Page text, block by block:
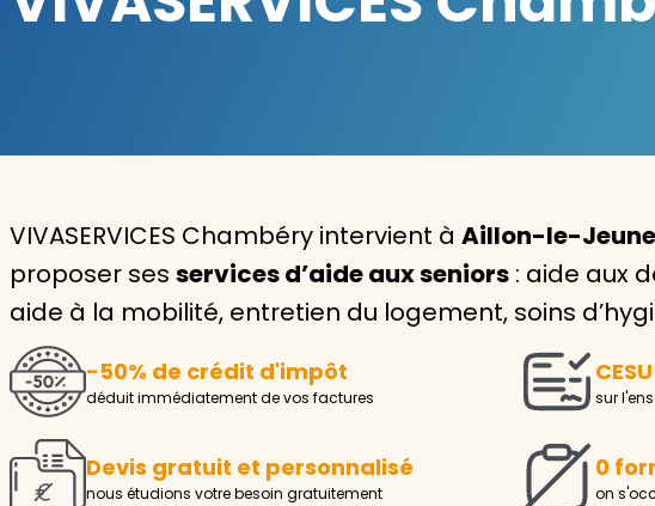
Aide à la personne
Handicaps
Voir tous les services
ou
VIVASERVICES Chambéry intervient à Aillon-le-
proposer ses services d’aide aux seniors : aide aux
aide à la mobilité, entretien du logement, soins
-50% de crédit d'impôt
déduit immédiatement de vos factures sur
Devis gratuit et personnalisé
nous étudions votre besoin gratuitement
0
on